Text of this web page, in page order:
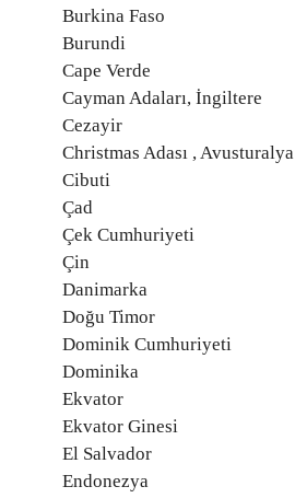
Burkina Faso
Burundi
Cape Verde
Cayman Adaları, İngiltere
Cezayir
Christmas Adası , Avusturalya
Cibuti
Çad
Çek Cumhuriyeti
Çin
Danimarka
Doğu Timor
Dominik Cumhuriyeti
Dominika
Ekvator
Ekvator Ginesi
El Salvador
Endonezya